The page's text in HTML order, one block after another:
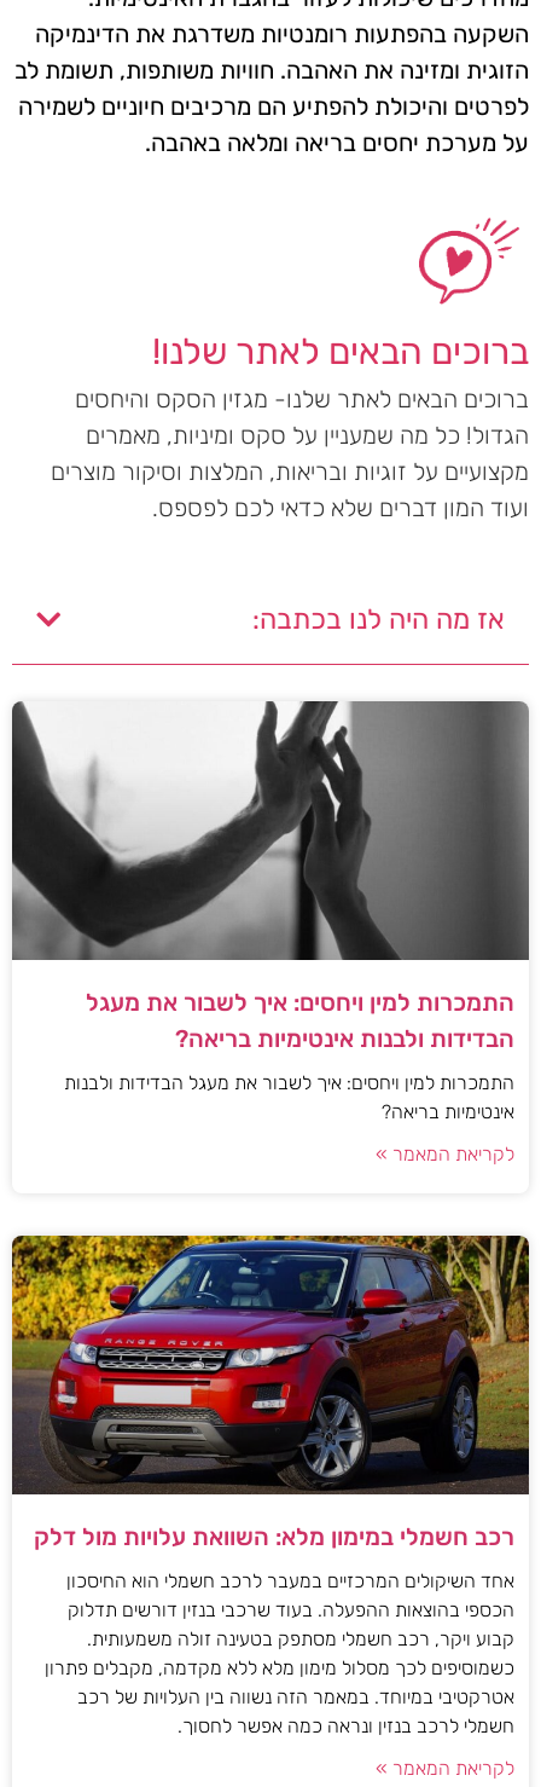
השקעה בהפתעות רומנטיות משדרגת את הדינמיקה
הזוגית ומזינה את האהבה. חוויות משותפות, תשומת לב
לפרטים והיכולת להפתיע הם מרכיבים חיוניים לשמירה
על מערכת יחסים בריאה ומלאה באהבה.
ברוכים הבאים לאתר שלנו!
ברוכים הבאים לאתר שלנו- מגזין הסקס והיחסים
הגדול! כל מה שמעניין על סקס ומיניות, מאמרים
מקצועיים על זוגיות ובריאות, המלצות וסיקור מוצרים
ועוד המון דברים שלא כדאי לכם לפספס.
אז מה היה לנו בכתבה:
התמכרות למין ויחסים: איך לשבור את מעגל
הבדידות ולבנות אינטימיות בריאה?
התמכרות למין ויחסים: איך לשבור את מעגל הבדידות ולבנות
אינטימיות בריאה?
לקריאת המאמר »
רכב חשמלי במימון מלא: השוואת עלויות מול דלק
אחד השיקולים המרכזיים במעבר לרכב חשמלי הוא החיסכון
הכספי בהוצאות ההפעלה. בעוד שרכבי בנזין דורשים תדלוק
קבוע ויקר, רכב חשמלי מסתפק בטעינה זולה משמעותית.
כשמוסיפים לכך מסלול מימון מלא ללא מקדמה, מקבלים פתרון
אטרקטיבי במיוחד. במאמר הזה נשווה בין העלויות של רכב
חשמלי לרכב בנזין ונראה כמה אפשר לחסוך.
לקריאת המאמר »